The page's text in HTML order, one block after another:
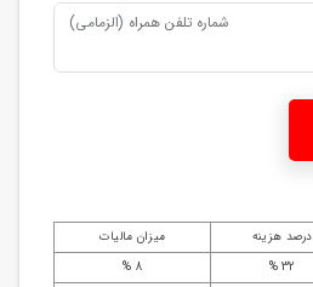
شماره تلفن همراه (الزمامی)
درصد هزینه
میزان مالیات
32 %
8 %